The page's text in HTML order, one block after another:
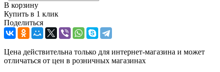
В корзину
Купить в 1 клик
Поделиться
Цена действительна только для интернет-магазина и может
отличаться от цен в розничных магазинах